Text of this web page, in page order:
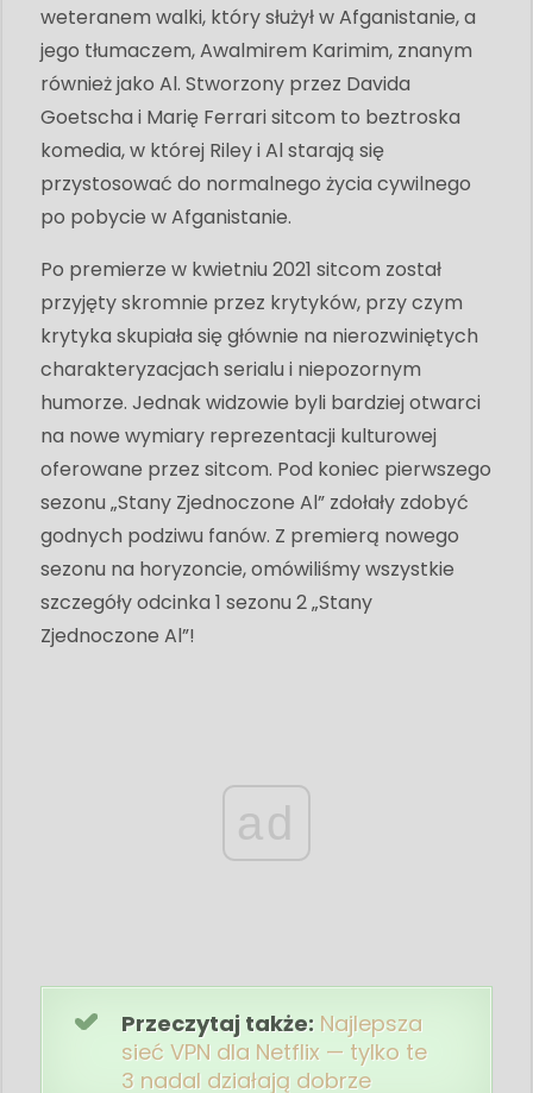
weteranem walki, który służył w Afganistanie, a
jego tłumaczem, Awalmirem Karimim, znanym
również jako Al. Stworzony przez Davida
Goetscha i Marię Ferrari sitcom to beztroska
komedia, w której Riley i Al starają się
przystosować do normalnego życia cywilnego
po pobycie w Afganistanie.
Po premierze w kwietniu 2021 sitcom został
przyjęty skromnie przez krytyków, przy czym
krytyka skupiała się głównie na nierozwiniętych
charakteryzacjach serialu i niepozornym
humorze. Jednak widzowie byli bardziej otwarci
na nowe wymiary reprezentacji kulturowej
oferowane przez sitcom. Pod koniec pierwszego
sezonu „Stany Zjednoczone Al” zdołały zdobyć
godnych podziwu fanów. Z premierą nowego
sezonu na horyzoncie, omówiliśmy wszystkie
szczegóły odcinka 1 sezonu 2 „Stany
Zjednoczone Al”!
ad
Przeczytaj także: Najlepsza
sieć VPN dla Netflix — tylko te
3 nadal działają dobrze